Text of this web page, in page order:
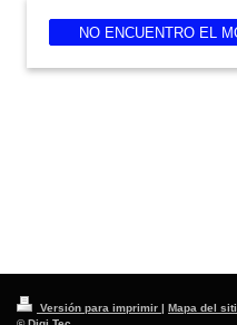
NO ENCUENTRO EL
Versión para imprimir
Mapa del